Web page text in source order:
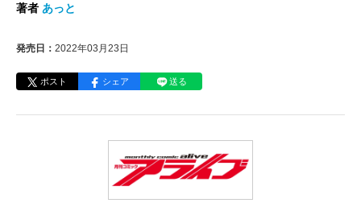
著者 あっと
発売日： 2022年03月23日
ポスト シェア 送る